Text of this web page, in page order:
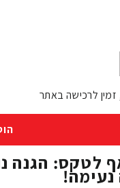
לרכישה באתר
לטקס: הגנה
נעימה!